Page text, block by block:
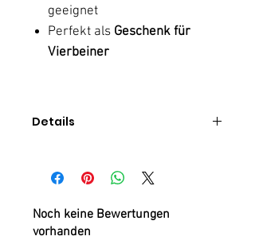
geeignet
Perfekt als Geschenk für
Vierbeiner
Details
100% handgenäht
100% Polyester
mit Liebe zum Detail
Noch keine Bewertungen
vorhanden